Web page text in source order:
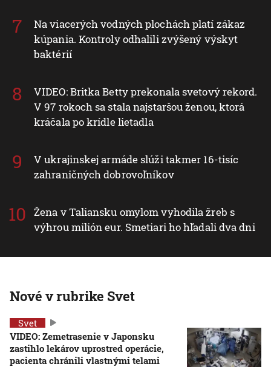
Na viacerých vodných plochách platí zákaz
kúpania. Kontroly odhalili zvýšený výskyt
baktérií
VIDEO: Britka Betty prekonala svetový rekord.
V 97 rokoch sa stala najstaršou ženou, ktorá
kráčala po krídle lietadla
V ukrajinskej armáde slúži takmer 16-tisíc
zahraničných dobrovoľníkov
Žena v Taliansku omylom vyhodila žreb s
výhrou milión eur. Smetiari ho hľadali dva dni
Nové v rubrike Svet
Svet
VIDEO: Zemetrasenie v Japonsku
zastihlo lekárov uprostred operácie,
pacienta chránili vlastnými telami